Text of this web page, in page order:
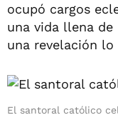
ocupó cargos
una vida llena
una revelación
El santoral católico